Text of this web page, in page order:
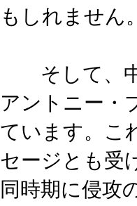
もしれませ
そして、中
アントニー・
ています。こ
セージとも受
同時期に侵攻